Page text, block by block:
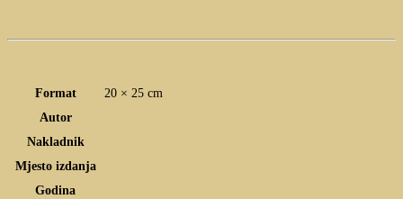
Format
20 × 25 cm
Autor
Nakladnik
Mjesto izdanja
Godina